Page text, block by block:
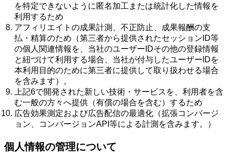
を特定できないように匿名加工または統計化した情報を
利用するため
アフィリエイトの成果計測、不正防止、成果報酬の支
払・精算のため（第三者から提供されたセッションID等
の個人関連情報を、当社のユーザーIDその他の登録情報
と紐づけて利用する場合、当社が付与したユーザーIDを
本利用目的のために第三者に提供して取り扱わせる場合
を含みます）。
上記6で開発された新しい技術・サービスを、利用者を含
む一般の方々へ提供（有償の場合を含む）するため
広告効果測定および広告配信の最適化（拡張コンバージ
ョン、コンバージョンAPI等による計測を含みます。）
個人情報の管理について